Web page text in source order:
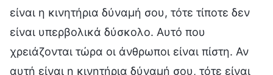
είναι η κινητήρια δύναμή σου, τότε τίποτε δεν
είναι υπερβολικά δύσκολο. Αυτό που
χρειάζονται τώρα οι άνθρωποι είναι πίστη. Αν
αυτή είναι η κινητήρια δύναμή σου, τότε είναι